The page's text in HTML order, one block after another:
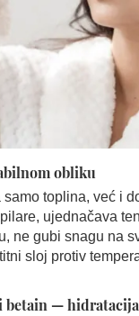
obliku
toplina, već i
ujednačava
ne gubi snagu na
sloj protiv
betain —